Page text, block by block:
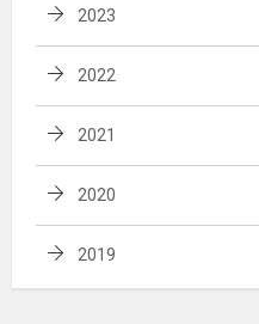
2023
2022
2021
2020
2019